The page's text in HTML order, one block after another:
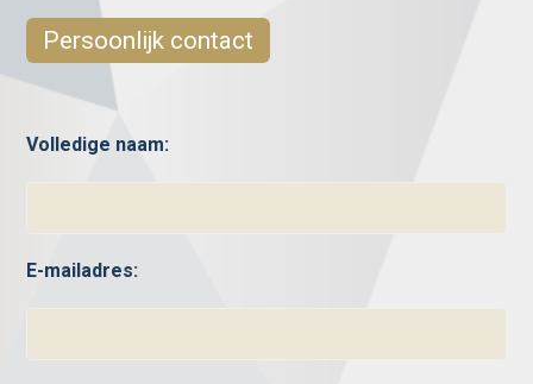
Persoonlijk contact
Volledige naam:
E-mailadres: